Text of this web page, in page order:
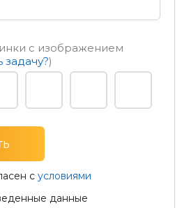
с изображением
задачу?)
с условиями
данные